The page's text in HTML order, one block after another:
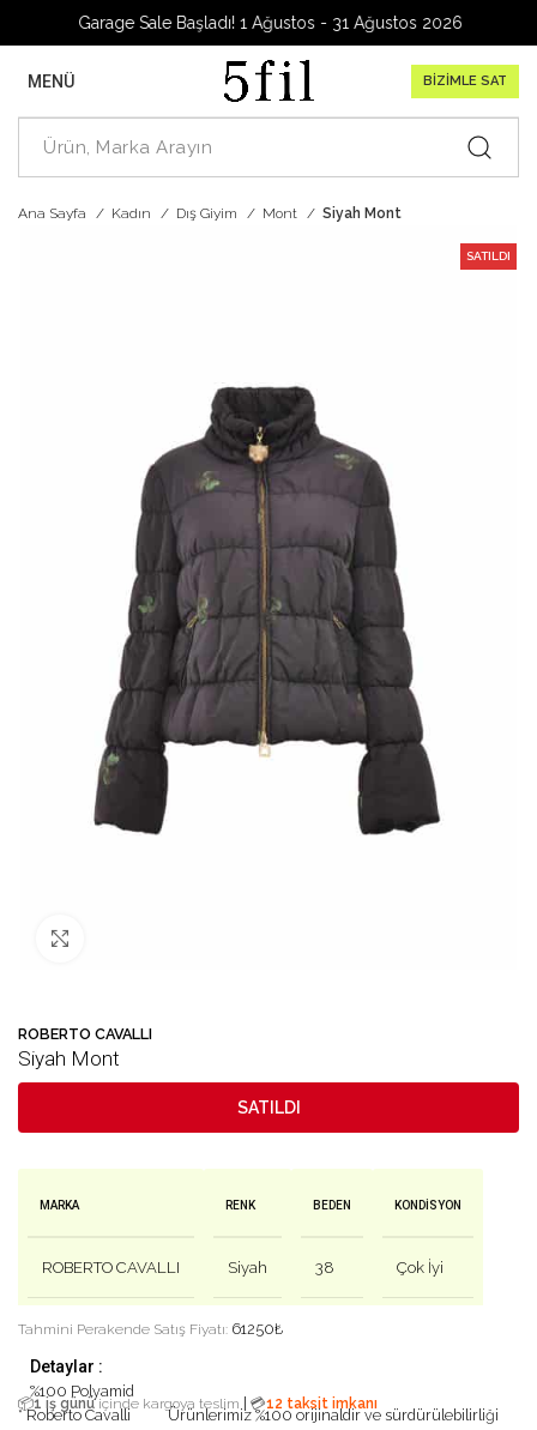
Garage Sale Başladı! 1 Ağustos - 31 Ağustos 2026
MENÜ BİZİMLE SAT
Ana Sayfa Kadın Dış Giyim Mont Siyah Mont
SATILDI
ROBERTO CAVALLI
Siyah Mont
SATILDI
MARKA
ROBERTO CAVALLI
RENK
Siyah
BEDEN
38
KONDISYON
Çok İyi
Tahmini Perakende Satış Fiyatı: 61250₺
Detaylar :
%100 Polyamid
📦1 iş günüiçinde kargoya teslim 💳12 taksit imkanı
* Roberto Cavalli
Ürünlerimiz %100 orijinaldir ve sürdürülebilirliği